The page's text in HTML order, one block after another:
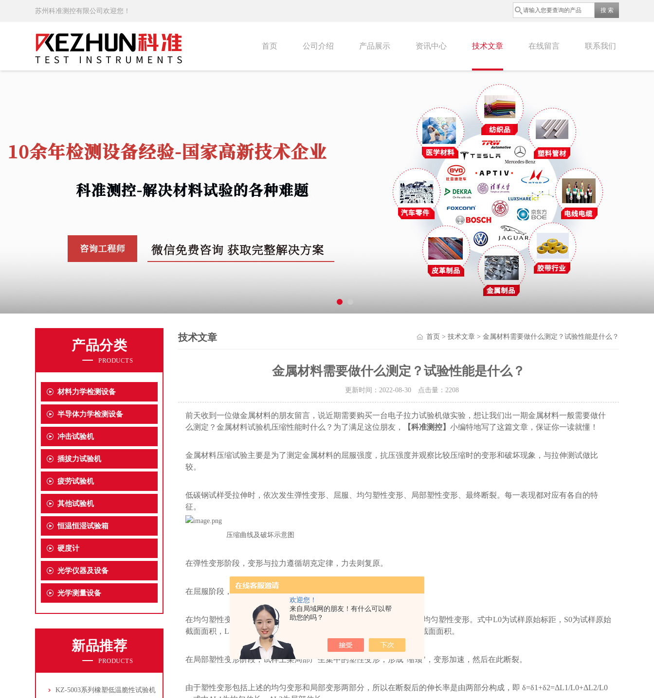
欢迎您！
来自局域网的朋友！有什么可以帮
助您的吗？
苏州科准测控有限公司欢迎您！
首页 公司介绍 产品展示 资讯中心 技术文章 在线留言 联系我们
产品分类
PRODUCTS
材料力学检测设备
半导体力学检测设备
冲击试验机
插拔力试验机
疲劳试验机
其他试验机
恒温恒湿试验箱
硬度计
光学仪器及设备
光学测量设备
新品推荐
PRODUCTS
KZ-5003系列橡塑低温脆性试验机
技术文章 首页 > 技术文章 > 金属材料需要做什么测定？试验性能是什么？
金属材料需要做什么测定？试验性能是什么？
更新时间：2022-08-30 点击量： 2208
前天收到一位做金属材料的朋友留言，说近期需要购买一台电子拉力试验机做实验，想让我们出一期金属材料一般需要做什
么测定？金属材料试验机压缩性能时什么？为了满足这位朋友，
【科准测控】 小编特地写了这篇文章，保证你一读就懂！
金属材料压缩试验主要是为了测定金属材料的屈服强度，抗压强度并观察比较压缩时的变形和破坏现象，与拉伸测试做比
较。
低碳钢试样受拉伸时，依次发生弹性变形、屈服、均匀塑性变形、局部塑性变形、最终断裂。每一表现都对应有各自的特
征。
压缩曲线及破坏示意图
在弹性变形阶段，变形与拉力遵循胡克定律，力去则复原。
在屈服阶段 ， 开始产生微塑性变形。
在均匀塑性变形阶段，遵循体积不变原理，即
L0S0=L1S1=常数，产生均匀塑性变形。式中L0为试样原始标距，S0为试样原始
截面面积，L1为产生塑性变形后的标距，S1为产生塑性变形后的试样截面面积。
在局部塑性变形阶段，试样上某局部产生集中的塑性变形，形成 “缩颈"，变形加速，然后在此断裂。
由于塑性变形包括上述的均匀变形和局部变形两部分，所以在断裂后的伸长率是由两部分构成，即 δ=δ1+δ2=ΔL1/L0+ΔL2/L0